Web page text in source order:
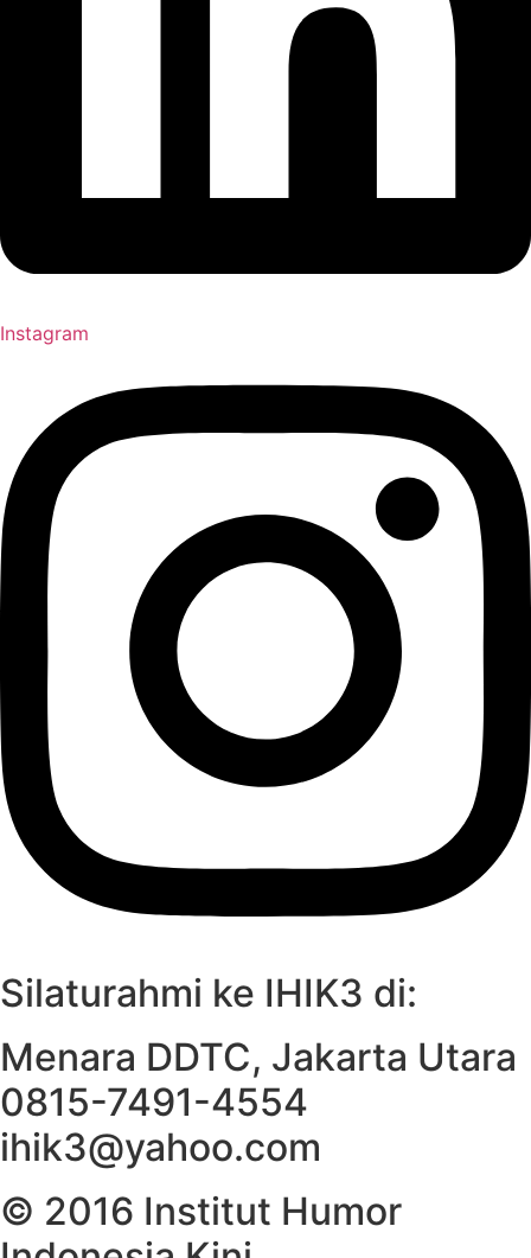
Instagram
Silaturahmi ke IHIK3 di:
Menara DDTC, Jakarta Utara
0815-7491-4554
ihik3@yahoo.com
© 2016 Institut Humor